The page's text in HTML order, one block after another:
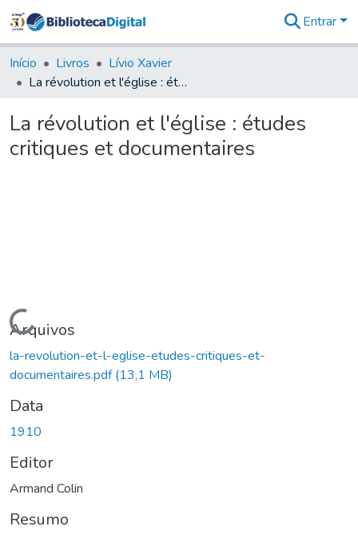
&
Coleções
Tudo na
Digital
Estatísticas
Entrar
Início Livros
Lívio Xavier
La révolution et l'église : études critiques et documentaires
La révolution et l'église : études
critiques et documentaires
Carregando...
Arquivos
la-revolution-et-l-eglise-etudes-critiques-et-
documentaires.pdf(13,1 MB)
Data
1910
Editor
Armand Colin
Resumo